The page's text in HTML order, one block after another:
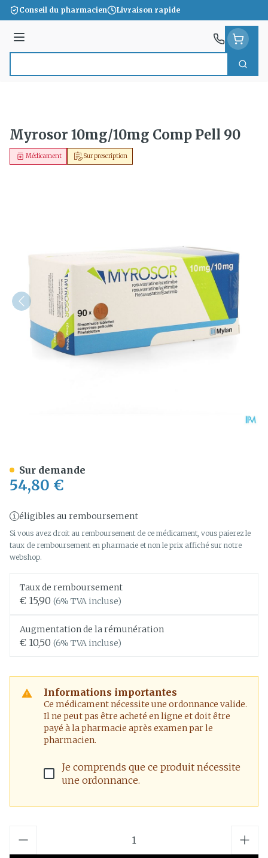
Aller au contenu
Conseil du pharmacien Livraison rapide
Menu
Myrosor 10mg/10mg Comp Pell 90
Sur prescription
Médicament
54,80 €
éligibles au remboursement
Si vous avez droit au remboursement de ce médicament, vous paierez le
taux de remboursement en pharmacie et non le prix affiché sur notre
webshop.
Taux de remboursement
€ 15,90 (6% TVA incluse)
Augmentation de la rémunération
€ 10,50 (6% TVA incluse)
Informations importantes
Ce médicament nécessite une ordonnance valide.
Il ne peut pas être acheté en ligne et doit être
payé à la pharmacie après examen par le
pharmacien.
Je comprends que ce produit nécessite
une ordonnance.
Sur demande